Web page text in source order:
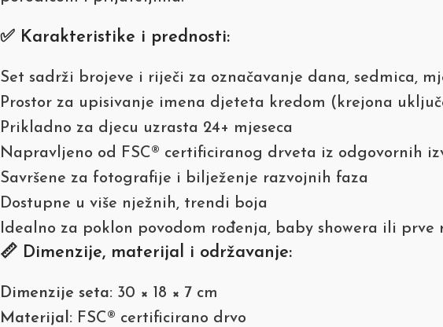
✅ Karakteristike i prednosti:
Set sadrži brojeve i riječi za označavanje dana, sedmica,
Prostor za upisivanje imena djeteta kredom (krejona
Prikladno za djecu uzrasta 24+ mjeseca
Napravljeno od FSC® certificiranog drveta iz odgovornih
Savršene za fotografije i bilježenje razvojnih faza
Dostupne u više nježnih, trendi boja
Idealno za poklon povodom rođenja, baby showera ili prve
📏 Dimenzije, materijal i održavanje:
Dimenzije seta: 30 × 18 × 7 cm
Materijal: FSC® certificirano drvo